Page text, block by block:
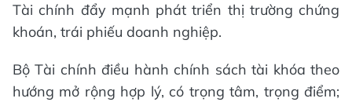
Tài chính đẩy mạnh phát triển thị trường chứng
khoán, trái phiếu doanh nghiệp.
Bộ Tài chính điều hành chính sách tài khóa theo
hướng mở rộng hợp lý, có trọng tâm, trọng điểm;